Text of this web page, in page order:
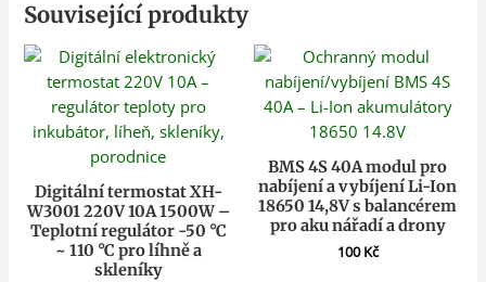
Související produkty
Digitální termostat XH-
W3001 220V 10A 1500W –
Teplotní regulátor -50 °C
~ 110 °C pro líhně a
skleníky
BMS 4S 40A modul pro
nabíjení a vybíjení Li-Ion
18650 14,8V s balancérem
pro aku nářadí a drony
100Kč